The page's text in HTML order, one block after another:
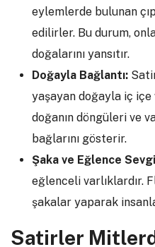
eylemlerde bulunan
edilirler. Bu durum,
doğalarını yansıtır.
Doğayla Bağlantı:
yaşayan doğayla iç içe
doğanın döngüleri ve
bağlarını gösterir.
Şaka ve Eğlence
eğlenceli varlıklardır.
şakalar yaparak
Satirler